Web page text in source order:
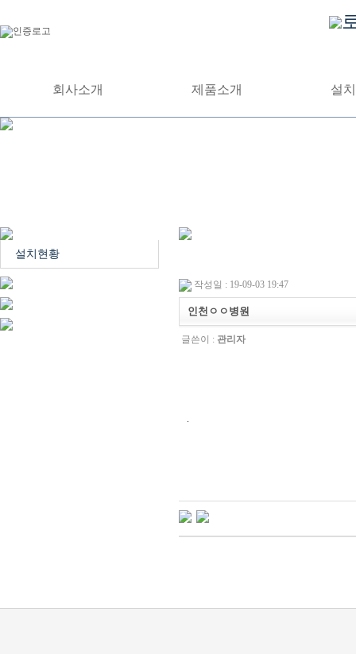
회사소개 제품소개 설
설치현황
작성일 : 19-09-03 19:47
인천ㅇㅇ병원
글쓴이 : 관리자
.